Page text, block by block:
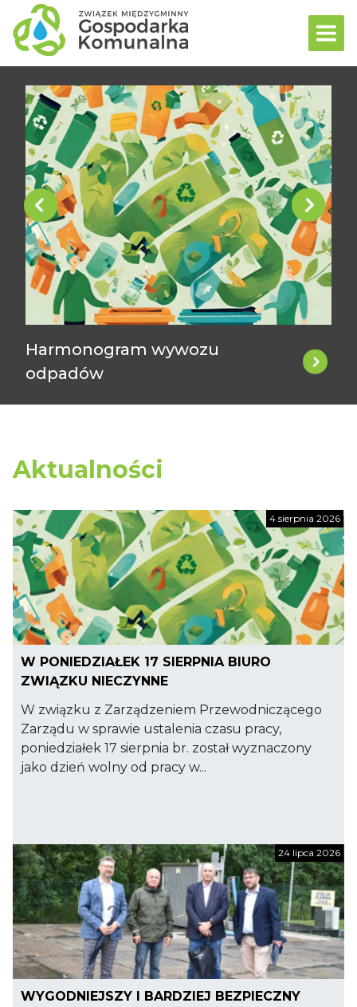
Poprzedni
Harmonogram wywozu
odpadów
Aktualności
4 sierpnia 2026
W PONIEDZIAŁEK 17 SIERPNIA BIURO
ZWIĄZKU NIECZYNNE
W związku z Zarządzeniem Przewodniczącego
Zarządu w sprawie ustalenia czasu pracy,
poniedziałek 17 sierpnia br. został wyznaczony
jako dzień wolny od pracy w...
24 lipca 2026
WYGODNIEJSZY I BARDZIEJ BEZPIECZNY